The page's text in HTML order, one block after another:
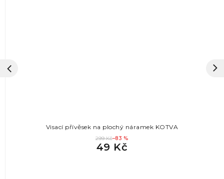
Visací přívěsek na plochý náramek KOTVA
299 Kč–83 %
49 Kč